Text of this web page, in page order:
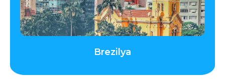
Brezilya